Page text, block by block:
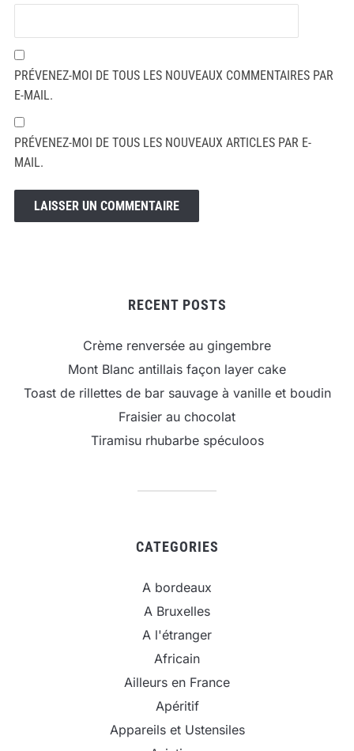
PRÉVENEZ-MOI DE TOUS LES NOUVEAUX COMMENTAIRES PAR
E-MAIL.
PRÉVENEZ-MOI DE TOUS LES NOUVEAUX ARTICLES PAR E-
MAIL.
RECENT POSTS
Crème renversée au gingembre
Mont Blanc antillais façon layer cake
Toast de rillettes de bar sauvage à vanille et boudin
Fraisier au chocolat
Tiramisu rhubarbe spéculoos
CATEGORIES
A bordeaux
A Bruxelles
A l'étranger
Africain
Ailleurs en France
Apéritif
Appareils et Ustensiles